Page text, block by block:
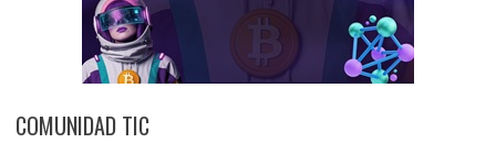
COMUNIDAD TIC